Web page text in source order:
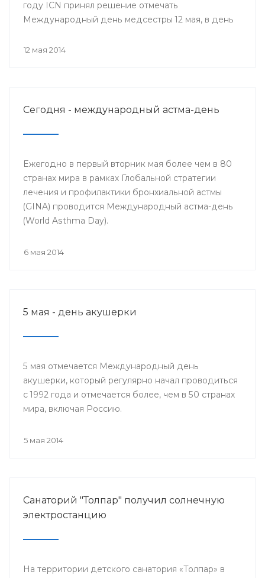
году ICN принял решение отмечать
Международный день медсестры 12 мая, в день
основательниц службы сестёр милосердия
12 мая 2014
Сегодня - международный астма-день
Ежегодно в первый вторник мая более чем в 80
странах мира в рамках Глобальной стратегии
лечения и профилактики бронхиальной астмы
(GINA) проводится Международный астма-день
(World Asthma Day).
6 мая 2014
5 мая - день акушерки
5 мая отмечается Международный день
акушерки, который регулярно начал проводиться
с 1992 года и отмечается более, чем в 50 странах
мира, включая Россию.
5 мая 2014
Санаторий "Толпар" получил солнечную
электростанцию
На территории детского санатория «Толпар» в